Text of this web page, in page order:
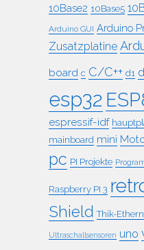
10Base2 10Base5
Arduino GUI Arduino
Zusatzplatine
board c C/C++ d1
esp32
espressif-idf
mainboard mini
pc PI Projekte
Raspberry PI 3
Shield Thik-
Ultraschallsensoren uno